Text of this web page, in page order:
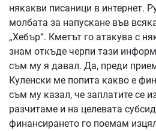
някакви писаници в интернет.
молбата за напускане във
„Хебър“. Кметът го атакува с
знам откъде черпи тази
съм му я давал. Да, преди
Куленски ме попита какво е
съм му казал, че заплатите се
разчитаме и на целевата
финансирането го поемам